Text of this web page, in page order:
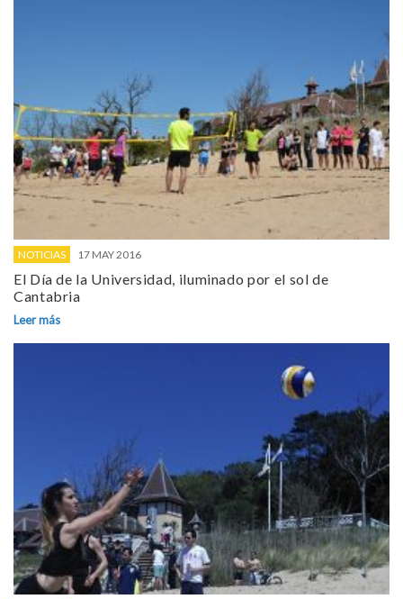
NOTICIAS 17 MAY 2016
El Día de la Universidad, iluminado por el sol de
Cantabria
Leer más